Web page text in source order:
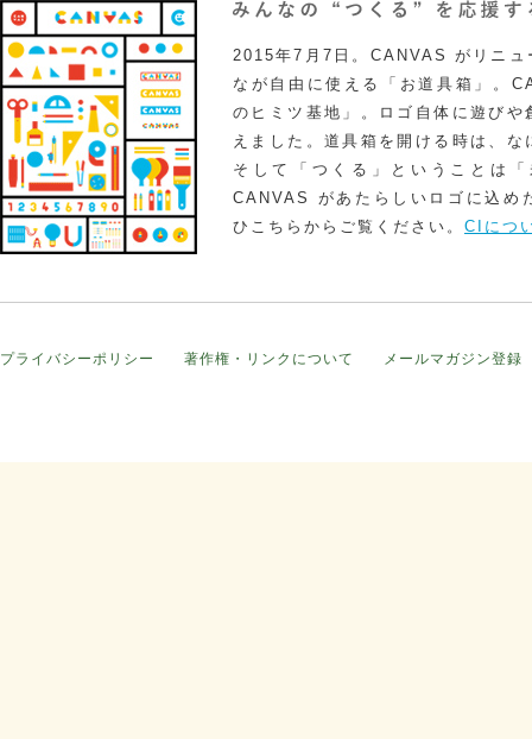
2015年7月7日。CANVAS がリニュ
なが自由に使える「お道具箱」。
のヒミツ基地」。ロゴ自体に遊び
えました。道具箱を開ける時は、
そして「つくる」ということは
CANVAS があたらしいロゴに込め
ひこちらからご覧ください。 CIにつ
プライバシーポリシー 著作権・リンクについて メールマガジン登録